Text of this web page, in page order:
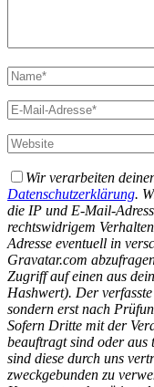
Wir verarbeiten
Datenschutzerklärung.
die IP und E-Mail-
rechtswidrigem
Adresse eventuell in
Gravatar.com
Zugriff auf einen aus
Hashwert). Der
sondern erst nach
Sofern Dritte mit der
beauftragt sind oder aus
sind diese durch uns
zweckgebunden zu